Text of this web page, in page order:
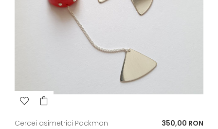
Cercei asimetrici Packman Pret
350,00 RON